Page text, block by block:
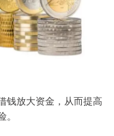
钱放大资金，从而提高